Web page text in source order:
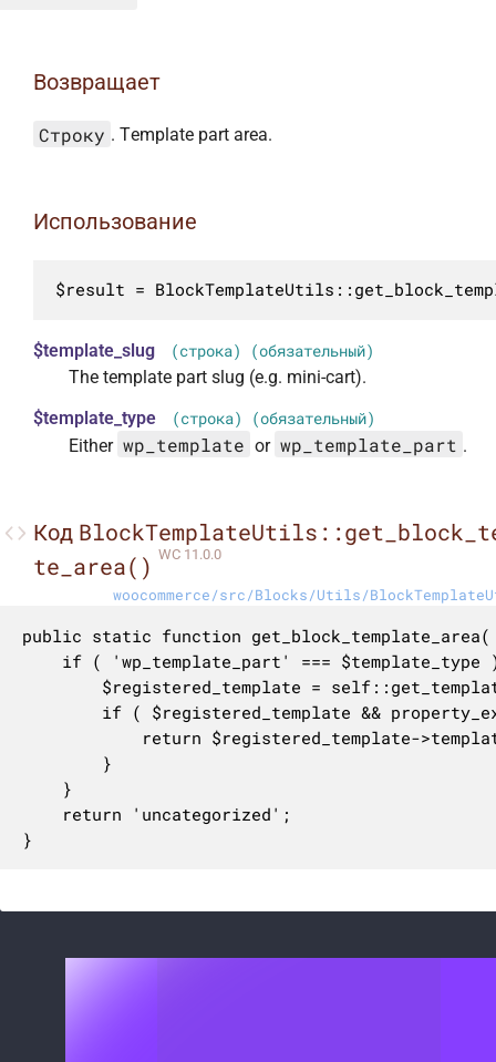
Возвращает
Строку . Template part area.
Использование
$result =
$template_slug (строка) (обязательный)
The template part slug (e.g. mini-cart).
$template_type
(строка) (обязательный)
Either wp_template or wp_template_part .
Код
te_area() WC 11.0.0
woocommerce/src/Blocks/Utils/
public static function
}